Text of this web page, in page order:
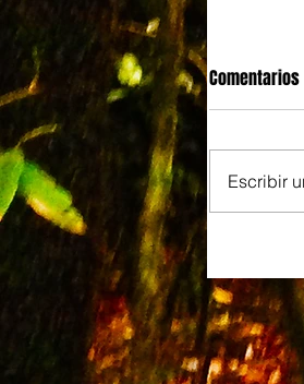
Comentarios
Escribir